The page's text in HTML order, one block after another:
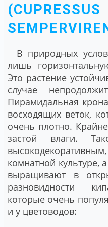
(CUPRESSUS
В природных
лишь
Это растение
случае
Пирамидальная
восходящих веток,
очень плотно.
застой влаги.
комнатной культуре,
выращивают в
разновидности
которые очень
и у цветоводов: